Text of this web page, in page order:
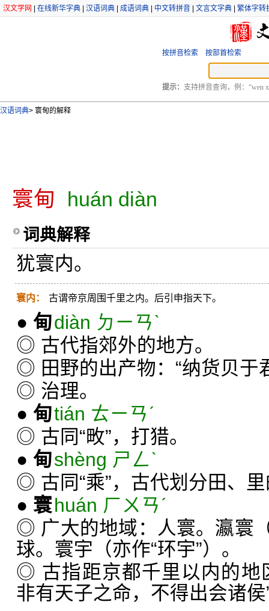
汉文学网 在线新华字典 汉语词典 成语词典 中文转拼音 文言文字典 繁体字转
按拼音检索 按部首检索
提示： 支持拼音查询，例：“wen
汉语词典> 寰甸的解释
寰甸 huán diàn
词典解释
犹寰内。
寰内： 古谓帝京周围千里之内。后引申指天下。
● 甸diàn ㄉㄧㄢˋ
◎ 古代指郊外的地方。
◎ 田野的出产物：“纳货贝于
◎ 治理。
● 甸tián ㄊㄧㄢˊ
◎ 古同“畋”，打猎。
● 甸shèng ㄕㄥˋ
◎ 古同“乘”，古代划分田、
● 寰huán ㄏㄨㄢˊ
◎ 广大的地域：人寰。瀛寰
球。寰宇（亦作“环宇”）。
◎ 古指距京都千里以内的地
非有天子之命，不得出会诸侯